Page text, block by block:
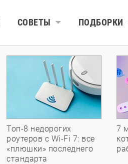
СОВЕТЫ ПОДБОРКИ
Топ-8 недорогих
роутеров с Wi-Fi 7: все
«плюшки» последнего
стандарта
7